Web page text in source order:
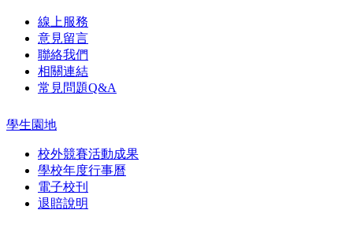
線上服務
意見留言
聯絡我們
相關連結
常見問題Q&A
學生園地
校外競賽活動成果
學校年度行事曆
電子校刊
退賠說明